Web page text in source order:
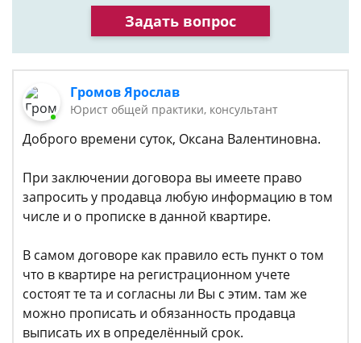
Задать вопрос
Громов Ярослав
Юрист общей практики, консультант
Доброго времени суток, Оксана Валентиновна.
При заключении договора вы имеете право
запросить у продавца любую информацию в том
числе и о прописке в данной квартире.
В самом договоре как правило есть пункт о том
что в квартире на регистрационном учете
состоят те та и согласны ли Вы с этим. там же
можно прописать и обязанность продавца
выписать их в определённый срок.